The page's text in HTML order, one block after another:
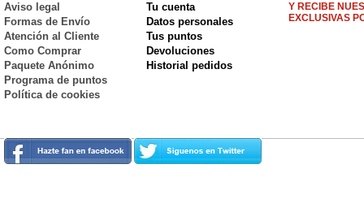
Aviso legal
Formas de Envío
Atención al Cliente
Como Comprar
Paquete Anónimo
Programa de puntos
Política de cookies
Tu cuenta
Datos personales
Tus puntos
Devoluciones
Historial pedidos
Y RECIBE
EXCLUSIVAS